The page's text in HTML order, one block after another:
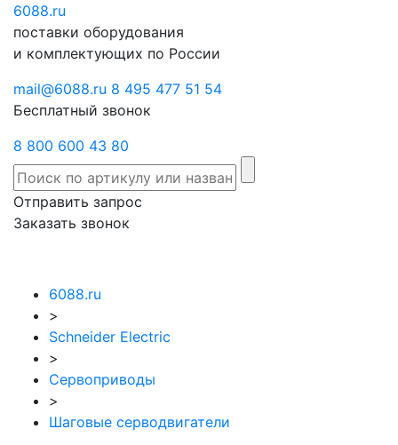
6088.ru
поставки оборудования
и комплектующих по России
mail@6088.ru 8 495 477 51 54
Бесплатный звонок
8 800 600 43 80
Отправить запрос
Заказать звонок
6088.ru
>
Schneider Electric
>
Сервоприводы
>
Шаговые серводвигатели
Отправить
запрос
звонок